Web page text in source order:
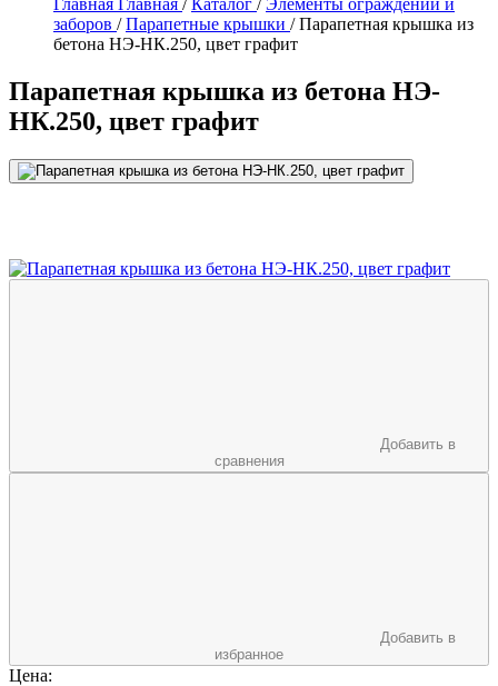
Главная Главная / Каталог / Элементы ограждений и
заборов / Парапетные крышки / Парапетная крышка из
бетона НЭ-НК.250, цвет графит
Парапетная крышка из бетона НЭ-
НК.250, цвет графит
Добавить в
сравнения
Добавить в
избранное
Цена: